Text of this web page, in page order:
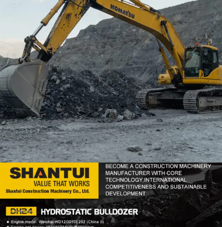
EXCAVATOR TOOLS
KOMATSU PC400LCSE-8
Find Out More